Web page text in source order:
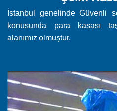
İstanbul genelinde Güvenli
konusunda para kasası
alanımız olmuştur.